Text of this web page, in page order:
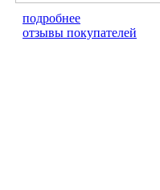
подробнее
отзывы покупателей